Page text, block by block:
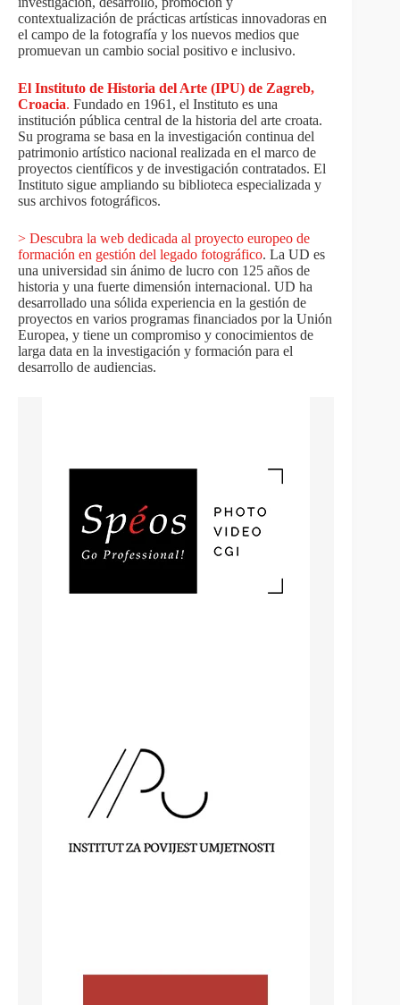
contextualización de prácticas artísticas innovadoras en
el campo de la fotografía y los nuevos medios que
promuevan un cambio social positivo e inclusivo.
El Instituto de Historia del Arte (IPU) de Zagreb,
Croacia. Fundado en 1961, el Instituto es una
institución pública central de la historia del arte croata.
Su programa se basa en la investigación continua del
patrimonio artístico nacional realizada en el marco de
proyectos científicos y de investigación contratados. El
Instituto sigue ampliando su biblioteca especializada y
sus archivos fotográficos.
> Descubra la web dedicada al proyecto europeo de
formación en gestión del legado fotográfico. La UD es
una universidad sin ánimo de lucro con 125 años de
historia y una fuerte dimensión internacional. UD ha
desarrollado una sólida experiencia en la gestión de
proyectos en varios programas financiados por la Unión
Europea, y tiene un compromiso y conocimientos de
larga data en la investigación y formación para el
desarrollo de audiencias.